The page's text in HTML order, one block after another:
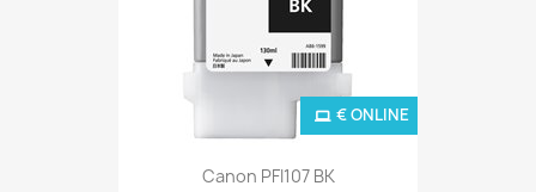
Canon PFI107 BK
€ ONLINE